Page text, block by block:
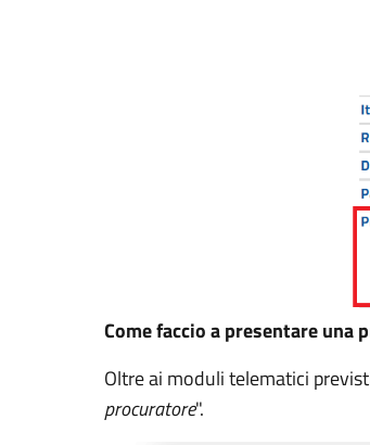
Come faccio a presentare una
Oltre ai moduli telematici
procuratore".